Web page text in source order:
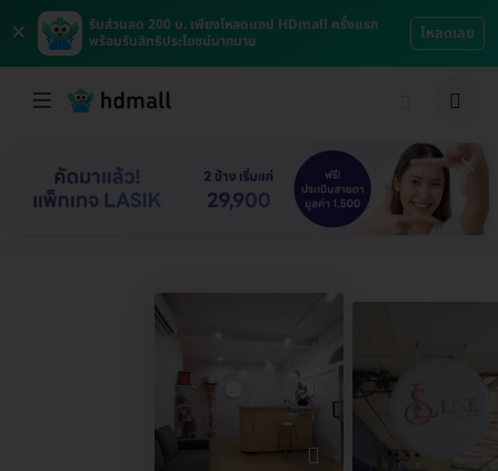
×
รับส่วนลด 200 บ. เพียงโหลดแอป HDmall ครั้งแรก
พร้อมรับสิทธิประโยชน์มากมาย
โหลดเลย